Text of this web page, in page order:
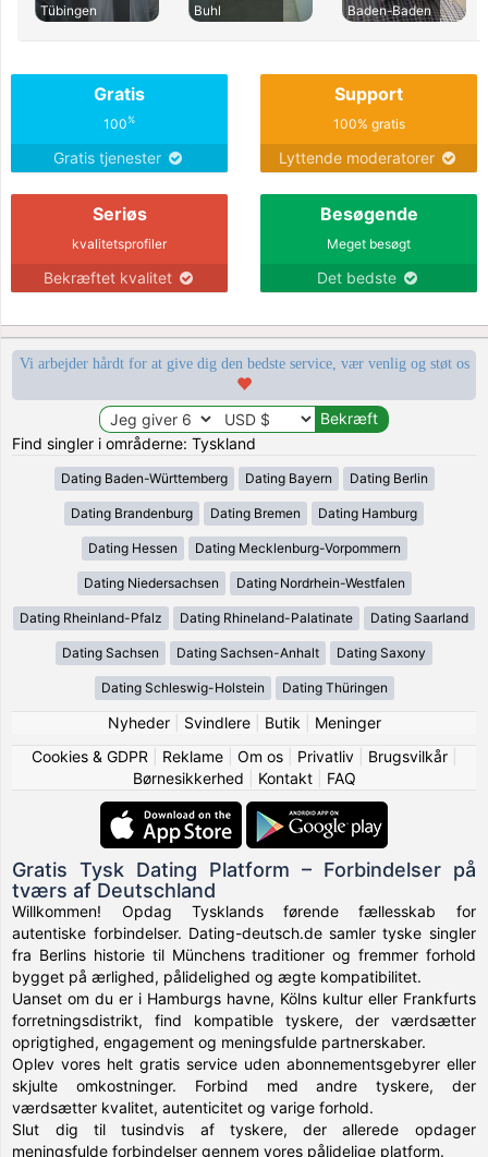
Tübingen
Buhl
Baden-Baden
Gratis
100%
Gratis tjenester
Support
100% gratis
Lyttende moderatorer
Seriøs
kvalitetsprofiler
Bekræftet kvalitet
Besøgende
Meget besøgt
Det bedste
Vi arbejder hårdt for at give dig den bedste service, vær venlig og støt os
Find singler i områderne: Tyskland
Dating Baden-Württemberg Dating Bayern Dating Berlin
Dating Brandenburg Dating Bremen Dating Hamburg
Dating Hessen Dating Mecklenburg-Vorpommern
Dating Niedersachsen Dating Nordrhein-Westfalen
Dating Rheinland-Pfalz Dating Rhineland-Palatinate Dating Saarland
Dating Sachsen Dating Sachsen-Anhalt Dating Saxony
Dating Schleswig-Holstein Dating Thüringen
Nyheder| Svindlere| Butik
Meninger
Cookies & GDPR
Reklame| Om os| Privatliv| Brugsvilkår|
Børnesikkerhed
Kontakt| FAQ
Gratis Tysk Dating Platform – Forbindelser på
tværs af Deutschland
Willkommen! Opdag Tysklands førende fællesskab for
autentiske forbindelser. Dating-deutsch.de samler tyske singler
fra Berlins historie til Münchens traditioner og fremmer forhold
bygget på ærlighed, pålidelighed og ægte kompatibilitet.
Uanset om du er i Hamburgs havne, Kölns kultur eller Frankfurts
forretningsdistrikt, find kompatible tyskere, der værdsætter
oprigtighed, engagement og meningsfulde partnerskaber.
Oplev vores helt gratis service uden abonnementsgebyrer eller
skjulte omkostninger. Forbind med andre tyskere, der
værdsætter kvalitet, autenticitet og varige forhold.
Slut dig til tusindvis af tyskere, der allerede opdager
meningsfulde forbindelser gennem vores pålidelige platform.